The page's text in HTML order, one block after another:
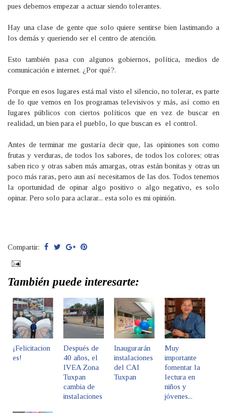
pues debemos empezar a actuar siendo tolerantes.
Hay una clase de gente que solo quiere sentirse bien lastimando a
los demás y queriendo ser el centro de atención.
Esto también pasa con algunos gobiernos, política, medios de
comunicación e internet. ¿Por qué?.
Porque en esos lugares está mal visto el silencio, no tolerar, es parte
de lo que vemos en los programas televisivos y más, así como en
lugares públicos con ciertos políticos que en vez de buscar en
realidad, un bien para el pueblo, lo que buscan es el control.
Antes de terminar me gustaría decir que, las opiniones son como
frutas y verduras, de todos los sabores, de todos los colores; otras
saben rico y otras saben más amargas, otras están bonitas y otras un
poco más raras, pero aun así necesitamos de las dos. Todos tenemos
la oportunidad de opinar algo positivo o algo negativo, es solo
opinar. Pero solo para aclarar... esta solo es mi opinión.
Compartir:
También puede interesarte:
¡Felicitacion
es!
Después de
40 años, el
IVEA Zona
Tuxpan
cambia de
instalaciones
Inaugurarán
instalaciones
del CAI
Tuxpan
Muy
importante
fomentar la
lectura en
niños y
jóvenes...